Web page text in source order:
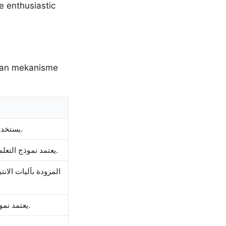
enthusiastic
mekanisme
يستخدم نموذج التعلم العميق بنية المحول مع آليات الانتباه لمعالجة البيانات التسلسلية.
يعتمد نموذج التعلم العميق على هندسة المحول مع آليات الانتباه لمعالجة البيانات المتسلسلة بدقة.
يعتمد نموذج التعلم العميق على بنية المحول مع آليات الانتباه لمعالجة البيانات التسلسلية.